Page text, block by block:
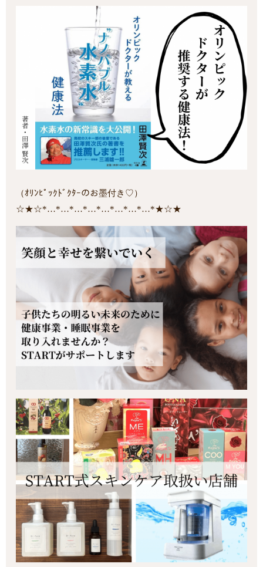
（ｵﾘﾝﾋﾟｯｸﾄﾞｸﾀｰのお墨付き♡）
☆★☆*…*…*…*…*…*…*…*…*★☆★